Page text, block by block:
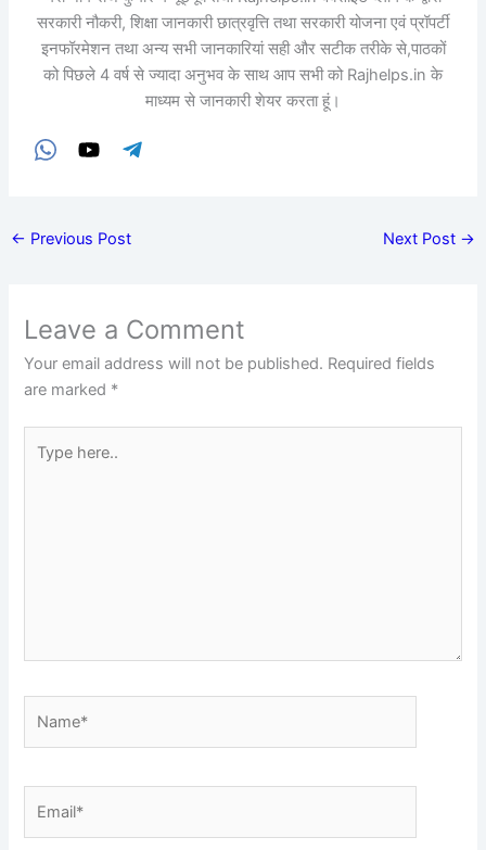
सरकारी नौकरी, शिक्षा जानकारी छात्रवृत्ति तथा सरकारी योजना एवं प्रॉपर्टी
इनफॉरमेशन तथा अन्य सभी जानकारियां सही और सटीक तरीके से,पाठकों
को पिछले 4 वर्ष से ज्यादा अनुभव के साथ आप सभी को Rajhelps.in के
माध्यम से जानकारी शेयर करता हूं।
← Previous Post Next Post →
Leave a Comment
Your email address will not be published. Required fields
are marked *
here..